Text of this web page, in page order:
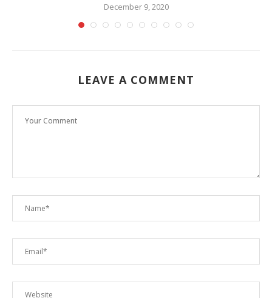
December 9, 2020
LEAVE A COMMENT